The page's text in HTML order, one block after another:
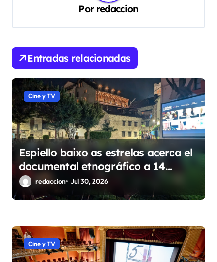
i
ó
n
d
e
e
n
t
a
Por redaccion
Entradas relacionadas
Cine y TV
Espiello baixo as estrelas acerca el
documental etnográfico a 14
localidades de Sobrarbe
redaccion Jul 30, 2026
Cine y TV